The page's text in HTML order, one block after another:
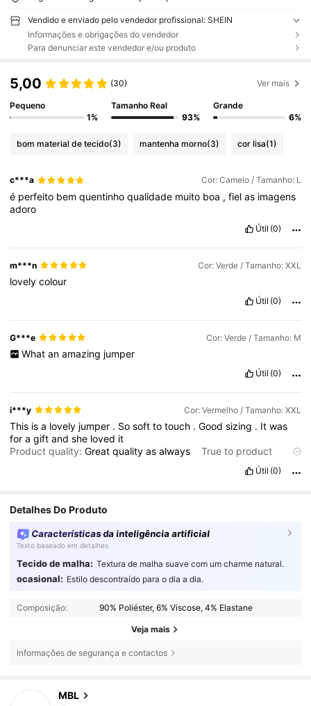
Vendido e enviado pelo vendedor profissional: SHEIN
Informações e obrigações do vendedor
Para denunciar este vendedor e/ou produto
5,00 (30) Ver mais
Pequeno
1%
Tamanho Real
93%
Grande
6%
bom material de tecido(3) mantenha morno(3) cor lisa(1)
c***a Cor: Camelo / Tamanho: L
é perfeito bemquentinhoqualidade muito boa ,fielas imagens
adoro
Útil (0)
m***n Cor: Verde / Tamanho: XXL
lovelycolour
Útil (0)
G***e Cor: Verde / Tamanho: M
What an amazing jumper
Útil (0)
i***y Cor: Vermelho / Tamanho: XXL
This isa lovely jumper . Sosofttotouch .Goodsizing . Itwas
foragiftandshe loved it
Product quality:Greatqualityasalways
True to product
Fabric
toosmalland
Útil (0)
Detalhes Do Produto
Características da inteligência artificial
Texto baseado em detalhes
Tecido de malha: Textura de malha suave com um charme natural.
ocasional: Estilo descontraído para o dia a dia.
Composição: 90% Poliéster, 6% Viscose, 4% Elastane
Veja mais
Informações de segurança e contactos
MBL